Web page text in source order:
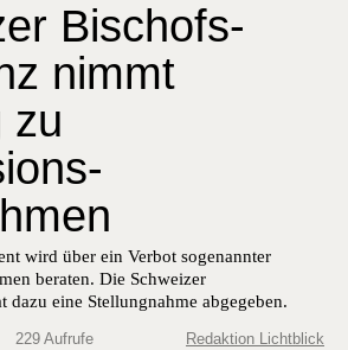
Bischofs-
nimmt
zu
wird über ein Verbot sogenannter
beraten. Die Schweizer
dazu eine Stellungnahme abgegeben.
229 Aufrufe Redaktion Lichtblick